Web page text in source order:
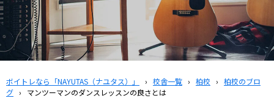
ボイトレなら「NAYUTAS（ナユタス）」 › 校舎一覧 › 柏校 › 柏校のブロ
グ › マンツーマンのダンスレッスンの良さとは